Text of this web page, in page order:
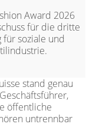
Award 2026
für die dritte
für soziale und